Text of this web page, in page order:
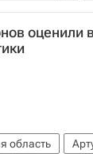
в России
оценили
область